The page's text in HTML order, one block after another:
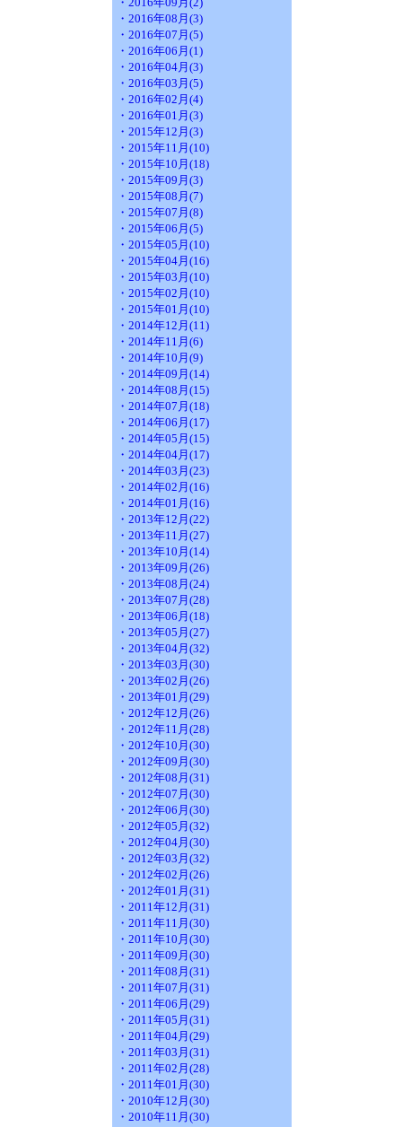
・2016年08月(3)
・2016年07月(5)
・2016年06月(1)
・2016年04月(3)
・2016年03月(5)
・2016年02月(4)
・2016年01月(3)
・2015年12月(3)
・2015年11月(10)
・2015年10月(18)
・2015年09月(3)
・2015年08月(7)
・2015年07月(8)
・2015年06月(5)
・2015年05月(10)
・2015年04月(16)
・2015年03月(10)
・2015年02月(10)
・2015年01月(10)
・2014年12月(11)
・2014年11月(6)
・2014年10月(9)
・2014年09月(14)
・2014年08月(15)
・2014年07月(18)
・2014年06月(17)
・2014年05月(15)
・2014年04月(17)
・2014年03月(23)
・2014年02月(16)
・2014年01月(16)
・2013年12月(22)
・2013年11月(27)
・2013年10月(14)
・2013年09月(26)
・2013年08月(24)
・2013年07月(28)
・2013年06月(18)
・2013年05月(27)
・2013年04月(32)
・2013年03月(30)
・2013年02月(26)
・2013年01月(29)
・2012年12月(26)
・2012年11月(28)
・2012年10月(30)
・2012年09月(30)
・2012年08月(31)
・2012年07月(30)
・2012年06月(30)
・2012年05月(32)
・2012年04月(30)
・2012年03月(32)
・2012年02月(26)
・2012年01月(31)
・2011年12月(31)
・2011年11月(30)
・2011年10月(30)
・2011年09月(30)
・2011年08月(31)
・2011年07月(31)
・2011年06月(29)
・2011年05月(31)
・2011年04月(29)
・2011年03月(31)
・2011年02月(28)
・2011年01月(30)
・2010年12月(30)
・2010年11月(30)